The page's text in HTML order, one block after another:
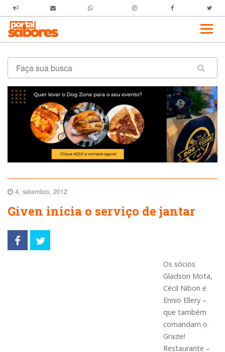
4, setembro, 2012
Given inicia o serviço de jantar
Os sócios
Gladson Mota,
Cécil Nibon e
Ennio Ellery –
que também
comandam o
Grazie!
Restaurante –